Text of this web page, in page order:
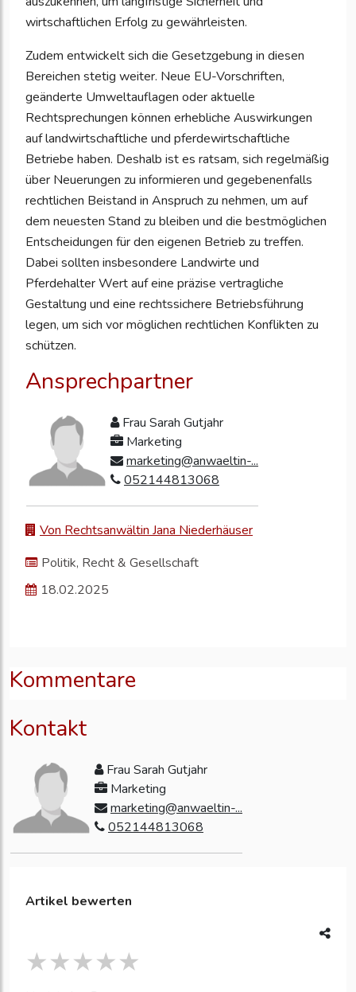
wirtschaftlichen Erfolg zu gewährleisten.
Zudem entwickelt sich die Gesetzgebung in diesen
Bereichen stetig weiter. Neue EU-Vorschriften,
geänderte Umweltauflagen oder aktuelle
Rechtsprechungen können erhebliche Auswirkungen
auf landwirtschaftliche und pferdewirtschaftliche
Betriebe haben. Deshalb ist es ratsam, sich regelmäßig
über Neuerungen zu informieren und gegebenenfalls
rechtlichen Beistand in Anspruch zu nehmen, um auf
dem neuesten Stand zu bleiben und die bestmöglichen
Entscheidungen für den eigenen Betrieb zu treffen.
Dabei sollten insbesondere Landwirte und
Pferdehalter Wert auf eine präzise vertragliche
Gestaltung und eine rechtssichere Betriebsführung
legen, um sich vor möglichen rechtlichen Konflikten zu
schützen.
Ansprechpartner
Frau Sarah Gutjahr
Marketing
marketing@anwaeltin-...
052144813068
Von Rechtsanwältin Jana Niederhäuser
Politik, Recht & Gesellschaft
18.02.2025
Kommentare
Kontakt
Frau Sarah Gutjahr
Marketing
marketing@anwaeltin-...
052144813068
Artikel bewerten